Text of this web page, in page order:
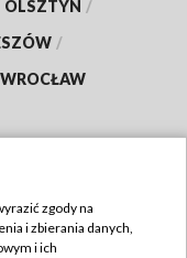
OLSZTYN /
/
WROCŁAW
zgody na
i zbierania danych,
i ich